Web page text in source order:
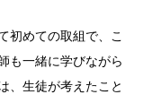
初めての取組で、こ
も一緒に学びながら
、生徒が考えたこと